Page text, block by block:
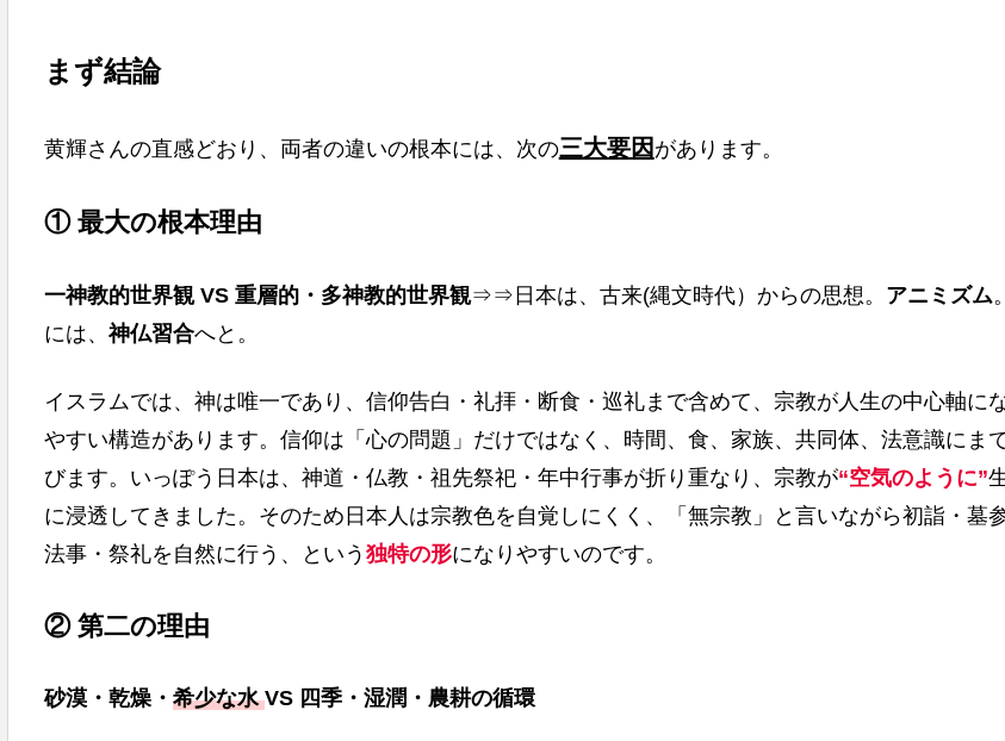
まず結論
黄輝さんの直感どおり、両者の違いの根本には、次の三大要因 があります。
① 最大の根本理由
一神教的世界観 VS 重層的・多神教的世界観⇒⇒日本は、古来(縄文時代）からの思想。 アニミズム
には、 神仏習合へと。
イスラムでは、神は唯一であり、信仰告白・礼拝・断食・巡礼まで含めて、宗教が人生の中心軸に
やすい構造があります。信仰は「心の問題」だけではなく、時間、食、家族、共同体、法意識にま
びます。いっぽう日本は、神道・仏教・祖先祭祀・年中行事が折り重なり、宗教が“空気のように”
に浸透してきました。そのため日本人は宗教色を自覚しにくく、「無宗教」と言いながら初詣・墓
法事・祭礼を自然に行う、という 独特の形になりやすいのです。
② 第二の理由
砂漠・乾燥・ 希少な水VS 四季・湿潤・農耕の循環